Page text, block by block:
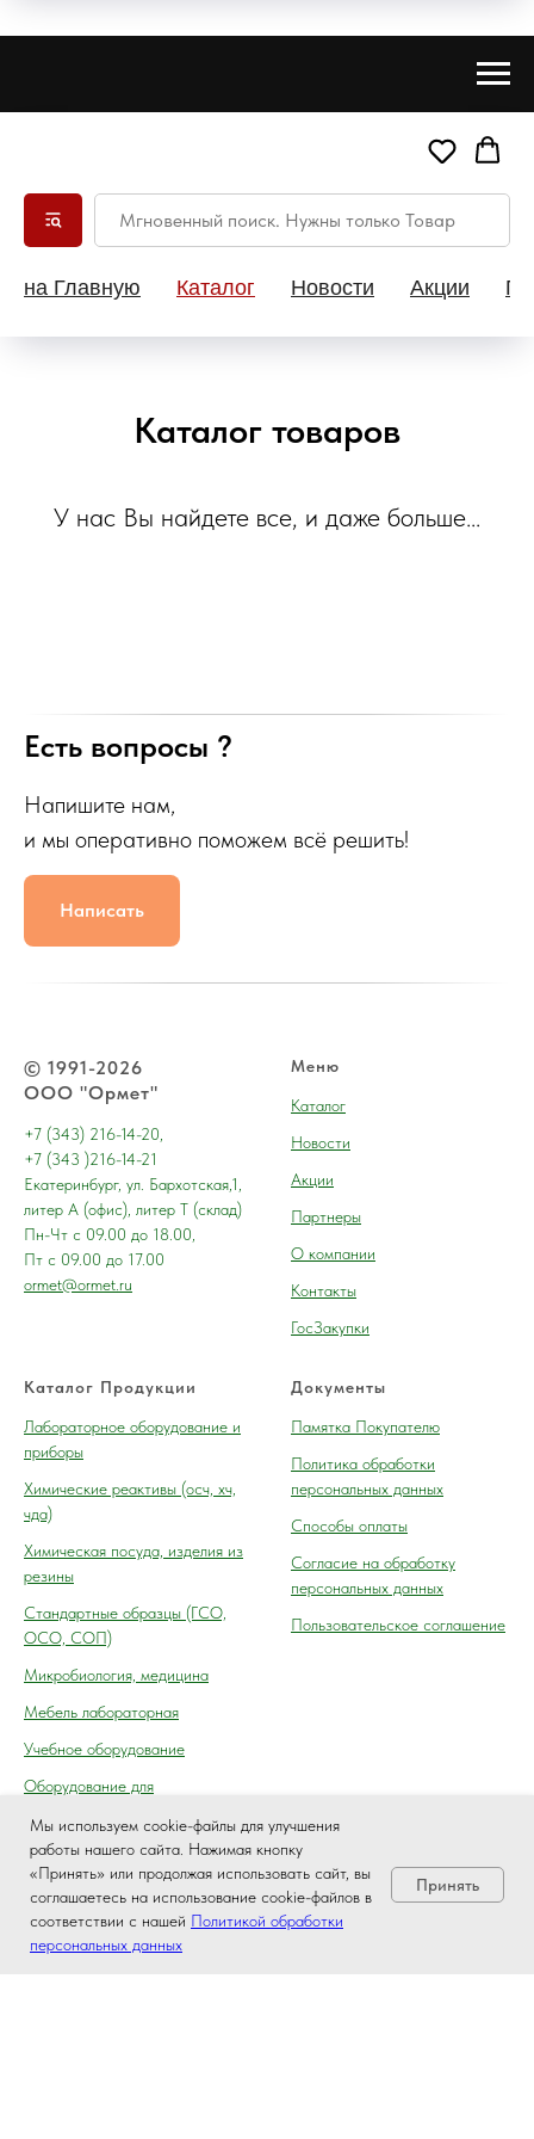
на Главную Каталог Новости Акции
Каталог товаров
У нас Вы найдете все, и даже больше...
Есть вопросы ?
Напишите нам,
и мы оперативно поможем всё решить!
Написать
Мы используем cookie-файлы для улучшения
работы нашего сайта. Нажимая кнопку
«Принять» или продолжая использовать сайт, вы
соглашаетесь на использование cookie-файлов в
соответствии с нашей Политикой обработки
персональных данных
Принять
© 1991-2026
ООО "Ормет"
+7 (343) 216-14-20,
+7 (343 )216-14-21
Екатеринбург, ул. Бархотская,1,
литер А (офис), литер Т (склад)
Пн-Чт с 09.00 до 18.00,
Пт с 09.00 до 17.00
ormet@ormet.ru
Меню
Каталог
Новости
Акции
Партнеры
О компании
Контакты
ГосЗакупки
Каталог Продукции
Лабораторное оборудование и
приборы
Химические реактивы (осч, хч,
чда)
Химическая посуда, изделия из
резины
Cтандартные образцы (ГСО,
ОСО, СОП)
Микробиология, медицина
Мебель лабораторная
Учебное оборудование
Оборудование для
осмотра (контроля) ГАИ
Документы
Памятка Покупателю
Политика обработки
персональных данных
Способы оплаты
Согласие на обработку
персональных данных
Пользовательское соглашение